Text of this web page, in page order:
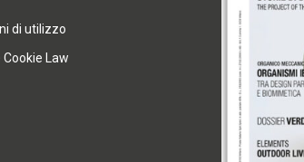
di utilizzo
Cookie Law